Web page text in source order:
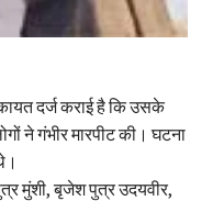
दर्ज कराई है कि उसके
ने गंभीर मारपीट की। घटना
मुंशी, बृजेश पुत्र उदयवीर,